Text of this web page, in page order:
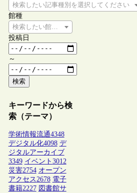
検索したい記事種別を選択してください
館種
検索したい館種を選択してください
投稿日
～
検索
キーワードから検
索（テーマ）
学術情報流通4348
デジタル化4098 デ
ジタルアーカイブ
3349 イベント 3012
災害2754 オープン
アクセス2678 電子
書籍2227 図書館サ